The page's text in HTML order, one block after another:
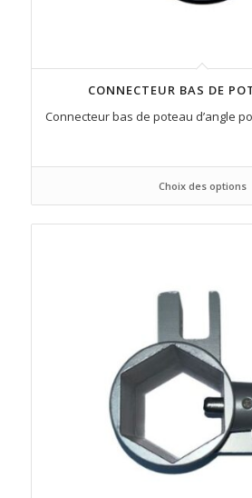
CONNECTEUR BAS DE
Connecteur bas de poteau d’angle
Choix des options